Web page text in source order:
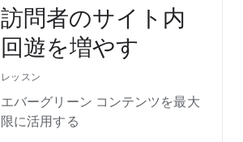
訪問者のサイト内
回遊を増やす
レッスン
エバーグリーン コンテンツを最大
限に活用する